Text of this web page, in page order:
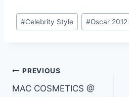
Post
Tags:
#Celebrity Style #Oscar 2012
Navegación
PREVIOUS
MAC COSMETICS @